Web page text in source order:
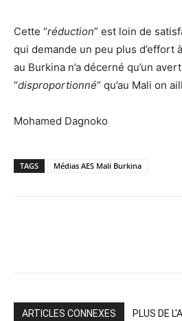
Cette “réduction” est loin de
qui demande un peu plus d’effort
au Burkina n’a décerné qu’un
“disproportionné” qu’au Mali on
Mohamed Dagnoko
TAGS Médias AES Mali Burkina
ARTICLES CONNEXES PLUS DE